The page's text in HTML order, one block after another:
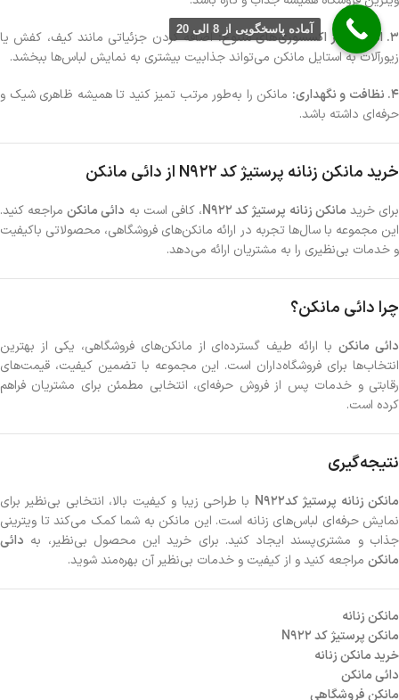
3. استفاده از اکسسوری‌های متنوع:
اضافه کردن جزئیاتی مانند کیف، کفش یا
زیورآلات به استایل مانکن می‌تواند جذابیت بیشتری به نمایش لباس‌ها ببخشد.
4. نظافت و نگهداری:
مانکن را به‌طور مرتب تمیز کنید تا همیشه ظاهری شیک و
حرفه‌ای داشته باشد.
خرید مانکن زنانه پرستیژ کد N922 از دائی مانکن
برای خرید مانکن زنانه پرستیژ کد N922 ، کافی است به دائی مانکنمراجعه کنید.
این مجموعه با سال‌ها تجربه در ارائه مانکن‌های فروشگاهی، محصولاتی باکیفیت
و خدمات بی‌نظیری را به مشتریان ارائه می‌دهد.
چرا دائی مانکن؟
دائی مانکنبا ارائه طیف گسترده‌ای از مانکن‌های فروشگاهی، یکی از بهترین
انتخاب‌ها برای فروشگاه‌داران است. این مجموعه با تضمین کیفیت، قیمت‌های
رقابتی و خدمات پس از فروش حرفه‌ای، انتخابی مطمئن برای مشتریان فراهم
کرده است.
نتیجه‌گیری
مانکن زنانه پرستیژ کدN922
با طراحی زیبا و کیفیت بالا، انتخابی بی‌نظیر برای
نمایش حرفه‌ای لباس‌های زنانه است. این مانکن به شما کمک می‌کند تا ویترینی
جذاب و مشتری‌پسند ایجاد کنید. برای خرید این محصول بی‌نظیر، به دائی
مانکن مراجعه کنید و از کیفیت و خدمات بی‌نظیر آن بهره‌مند شوید.
مانکن زنانه
مانکن پرستیژ کد N922
خرید مانکن زنانه
دائی مانکن
مانکن فروشگاهی
آماده پاسخگویی از 8 الی 20